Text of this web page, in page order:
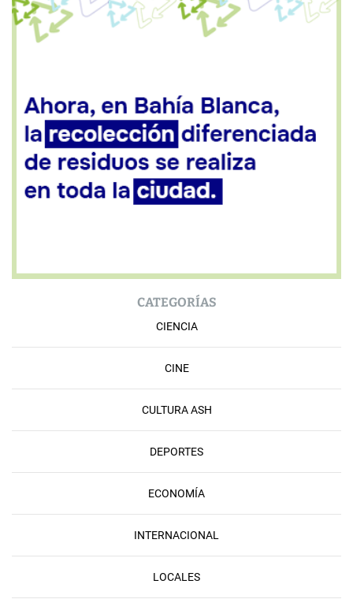
CATEGORÍAS
CIENCIA
CINE
CULTURA ASH
DEPORTES
ECONOMÍA
INTERNACIONAL
LOCALES